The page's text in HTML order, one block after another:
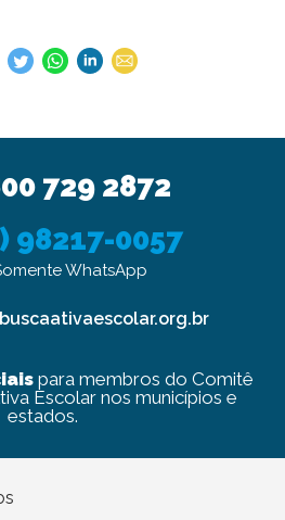
729 2872
98217-0057
WhatsApp
para membros do Comitê
Escolar nos municípios e
estados.